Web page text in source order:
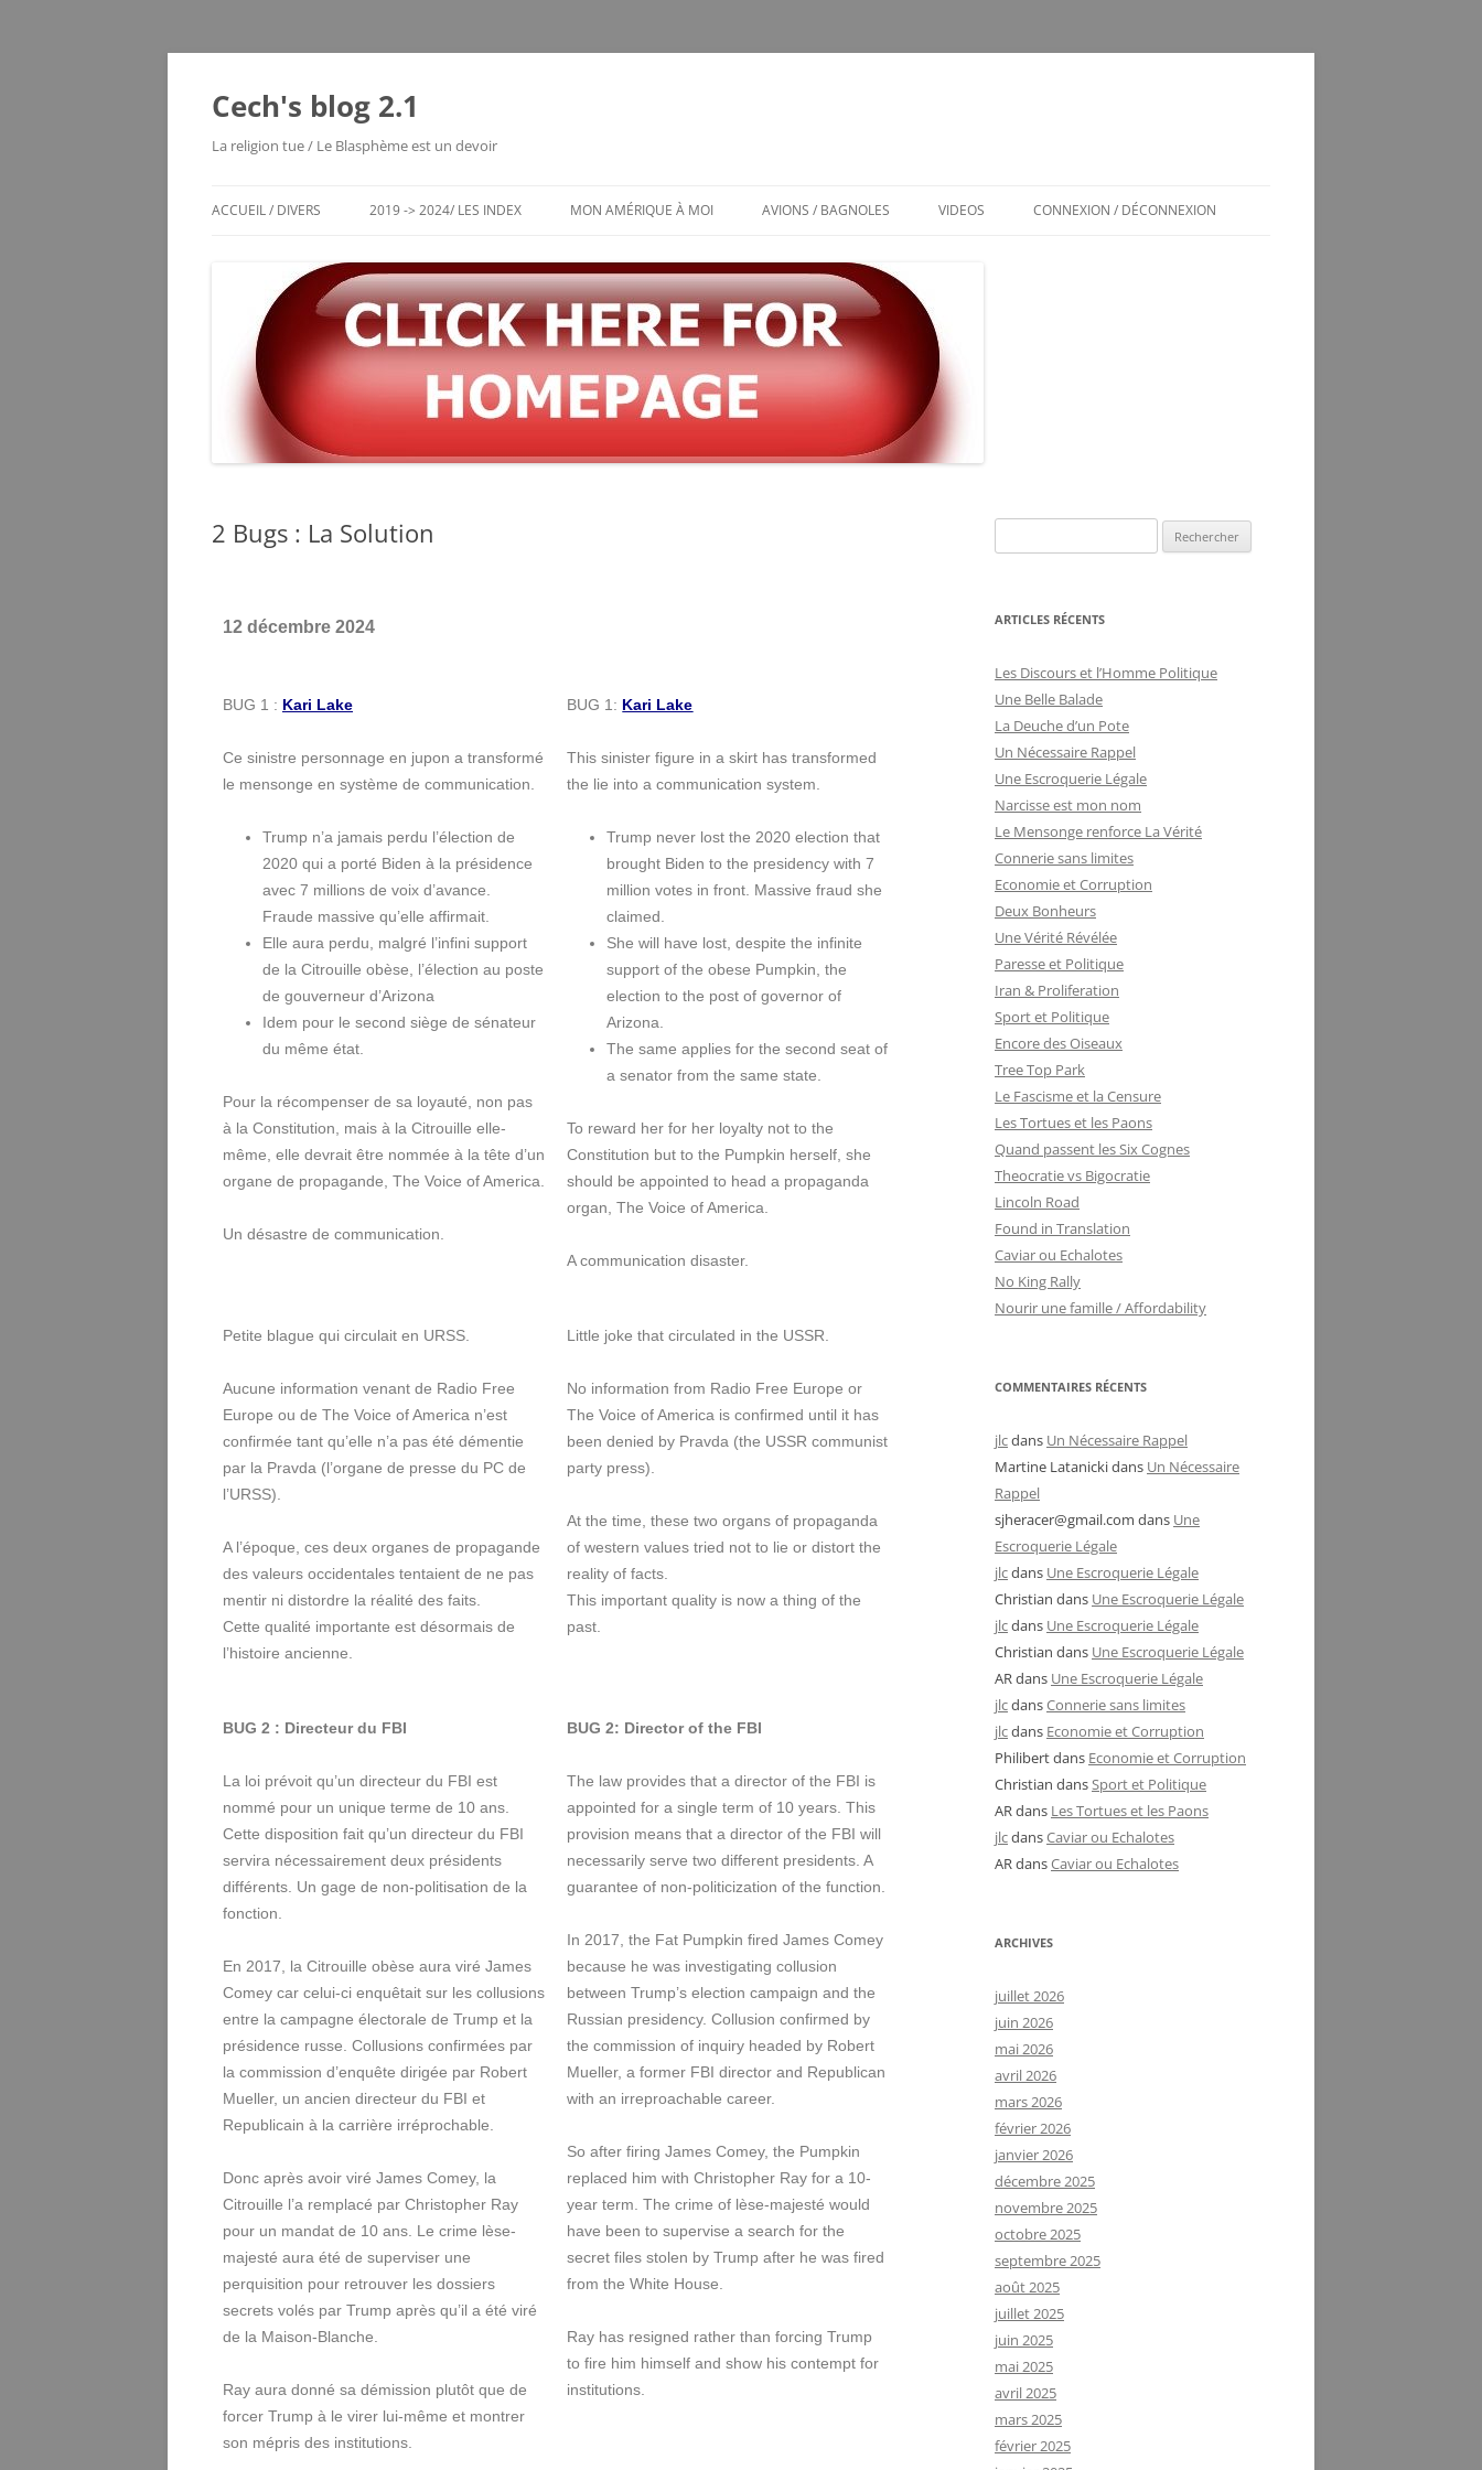
Cech's blog 2.1
La religion tue / Le Blasphème est un devoir
ACCUEIL / DIVERS
LES VOYAGES RÊVÉS
ECHEC / JEUX DE RÉFLEXION
SERVER STATUS
LE VIEUX BLOG
2019 -> 2024/ LES INDEX
MAYOTTE 2004
MON AMÉRIQUE À MOI
MON AMÉRIQUE À MOI / MENU LES PUBS TOXIQUES
ARCHITECTURE BIZARRE ET TOUT
AVIONS / BAGNOLES
AVIONS ET BAGNOLES (MENU)
VIDEOS CONNEXION / DÉCONNEXION
2 Bugs : La Solution
12 décembre 2024
BUG 1 : Kari Lake
Ce sinistre personnage en jupon a transformé
le mensonge en système de communication.
Trump n’a jamais perdu l’élection de
2020 qui a porté Biden à la présidence
avec 7 millions de voix d’avance.
Fraude massive qu’elle affirmait.
Elle aura perdu, malgré l’infini support
de la Citrouille obèse, l’élection au poste
de gouverneur d’Arizona
Idem pour le second siège de sénateur
du même état.
Pour la récompenser de sa loyauté, non pas
à la Constitution, mais à la Citrouille elle-
même, elle devrait être nommée à la tête d’un
organe de propagande, The Voice of America.
Un désastre de communication.
BUG 1: Kari Lake
This sinister figure in a skirt has transformed
the lie into a communication system.
Trump never lost the 2020 election that
brought Biden to the presidency with 7
million votes in front. Massive fraud she
claimed.
She will have lost, despite the infinite
support of the obese Pumpkin, the
election to the post of governor of
Arizona.
The same applies for the second seat of
a senator from the same state.
To reward her for her loyalty not to the
Constitution but to the Pumpkin herself, she
should be appointed to head a propaganda
organ, The Voice of America.
A communication disaster.
Petite blague qui circulait en URSS.
Aucune information venant de Radio Free
Europe ou de The Voice of America n’est
confirmée tant qu’elle n’a pas été démentie
par la Pravda (l’organe de presse du PC de
l’URSS).
A l’époque, ces deux organes de propagande
des valeurs occidentales tentaient de ne pas
mentir ni distordre la réalité des faits.
Cette qualité importante est désormais de
l’histoire ancienne.
Little joke that circulated in the USSR.
No information from Radio Free Europe or
The Voice of America is confirmed until it has
been denied by Pravda (the USSR communist
party press).
At the time, these two organs of propaganda
of western values tried not to lie or distort the
reality of facts.
This important quality is now a thing of the
past.
BUG 2 : Directeur du FBI
La loi prévoit qu’un directeur du FBI est
nommé pour un unique terme de 10 ans.
Cette disposition fait qu’un directeur du FBI
servira nécessairement deux présidents
différents. Un gage de non-politisation de la
fonction.
En 2017, la Citrouille obèse aura viré James
Comey car celui-ci enquêtait sur les collusions
entre la campagne électorale de Trump et la
présidence russe. Collusions confirmées par
la commission d’enquête dirigée par Robert
Mueller, un ancien directeur du FBI et
Republicain à la carrière irréprochable.
Donc après avoir viré James Comey, la
Citrouille l’a remplacé par Christopher Ray
pour un mandat de 10 ans. Le crime lèse-
majesté aura été de superviser une
perquisition pour retrouver les dossiers
secrets volés par Trump après qu’il a été viré
de la Maison-Blanche.
Ray aura donné sa démission plutôt que de
forcer Trump à le virer lui-même et montrer
son mépris des institutions.
BUG 2: Director of the FBI
The law provides that a director of the FBI is
appointed for a single term of 10 years. This
provision means that a director of the FBI will
necessarily serve two different presidents. A
guarantee of non-politicization of the function.
In 2017, the Fat Pumpkin fired James Comey
because he was investigating collusion
between Trump’s election campaign and the
Russian presidency. Collusion confirmed by
the commission of inquiry headed by Robert
Mueller, a former FBI director and Republican
with an irreproachable career.
So after firing James Comey, the Pumpkin
replaced him with Christopher Ray for a 10-
year term. The crime of lèse-majesté would
have been to supervise a search for the
secret files stolen by Trump after he was fired
from the White House.
Ray has resigned rather than forcing Trump
to fire him himself and show his contempt for
institutions.
ARTICLES RÉCENTS
Les Discours et l’Homme Politique
Une Belle Balade
La Deuche d’un Pote
Un Nécessaire Rappel
Une Escroquerie Légale
Narcisse est mon nom
Le Mensonge renforce La Vérité
Connerie sans limites
Economie et Corruption
Deux Bonheurs
Une Vérité Révélée
Paresse et Politique
Iran & Proliferation
Sport et Politique
Encore des Oiseaux
Tree Top Park
Le Fascisme et la Censure
Les Tortues et les Paons
Quand passent les Six Cognes
Theocratie vs Bigocratie
Lincoln Road
Found in Translation
Caviar ou Echalotes
No King Rally
Nourir une famille / Affordability
COMMENTAIRES RÉCENTS
jlcdans Un Nécessaire Rappel
Martine Latanickidans Un Nécessaire
Rappel
sjheracer@gmail.com dans Une
Escroquerie Légale
jlcdans Une Escroquerie Légale
Christian dans Une Escroquerie Légale
jlcdans Une Escroquerie Légale
Christian dans Une Escroquerie Légale
ARdans Une Escroquerie Légale
jlcdansConnerie sans limites
jlcdans Economie et Corruption
Philibertdans Economie et Corruption
Christian dansSport et Politique
ARdans Les Tortues et les Paons
jlcdansCaviar ou Echalotes
ARdansCaviar ou Echalotes
ARCHIVES
juillet 2026
juin 2026
mai 2026
avril 2026
mars 2026
février 2026
janvier 2026
décembre 2025
novembre 2025
octobre 2025
septembre 2025
août 2025
juillet 2025
juin 2025
mai 2025
avril 2025
mars 2025
février 2025